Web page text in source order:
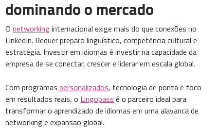
dominando o mercado
Onetworkinginternacional exige mais do que conexões no
LinkedIn. Requer preparo linguístico, competência cultural e
estratégia. Investir em idiomas é investir na capacidade da
empresa de se conectar, crescer e liderar em escala global.
Com programas personalizados, tecnologia de ponta e foco
em resultados reais, o Lingopass é o parceiro ideal para
transformar o aprendizado de idiomas em uma alavanca de
networking e expansão global.